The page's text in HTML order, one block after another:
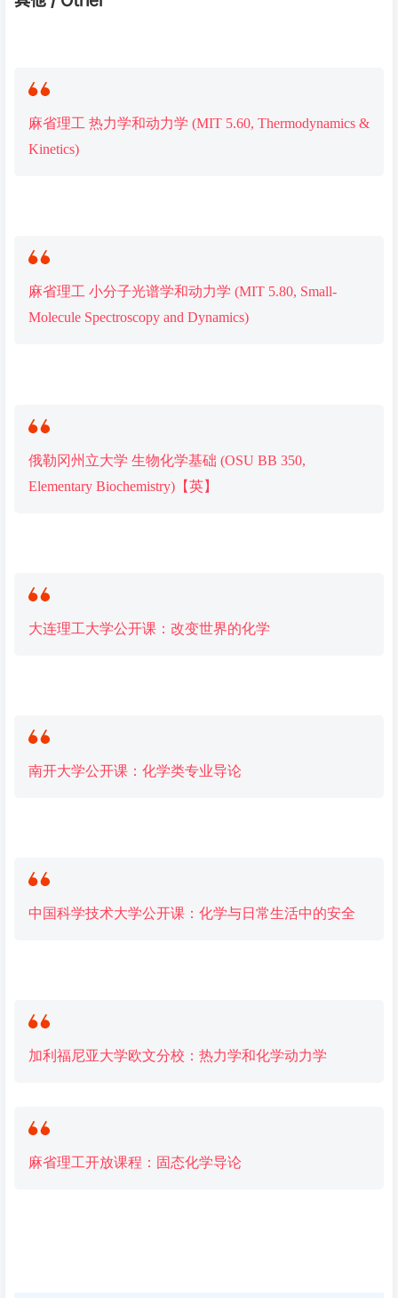
麻省理工 热力学和动力学 (MIT 5.60, Thermodynamics &
Kinetics)
麻省理工 小分子光谱学和动力学 (MIT 5.80, Small-
Molecule Spectroscopy and Dynamics)
俄勒冈州立大学 生物化学基础 (OSU BB 350,
Elementary Biochemistry)【英】
大连理工大学公开课：改变世界的化学
南开大学公开课： 化学类专业导论
中国科学技术大学公开课： 化学与日常生活中的安全
加利福尼亚大学欧文分校：热力学和化学动力学
麻省理工开放课程：固态化学导论